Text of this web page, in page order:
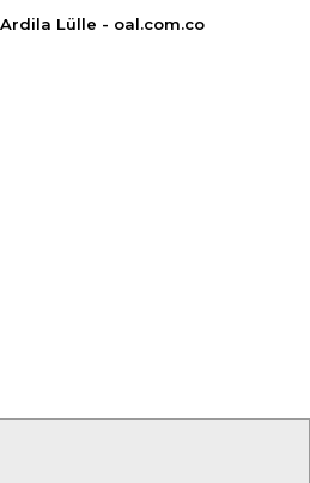
Lülle - oal.com.co